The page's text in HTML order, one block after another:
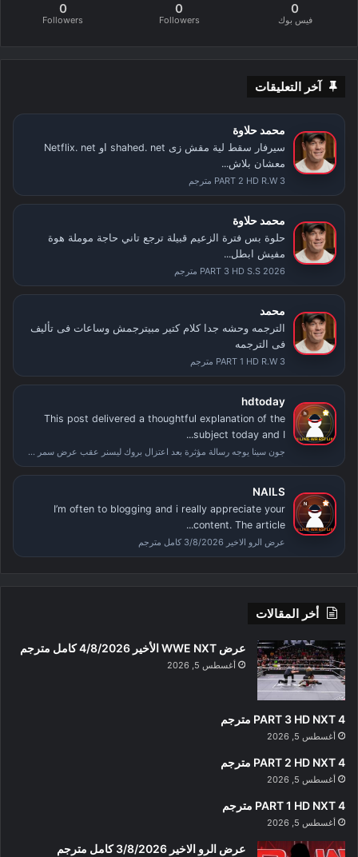
0
فيس بوك
0
Followers
0
Followers
آخر التعليقات
محمد حلاوة
سيرفار سقط لية مقش زى shahed. net او Netflix. net
معشان بلاش...
PART 2 HD R.W 3 مترجم
محمد حلاوة
حلوة بس فترة الزعيم قبيلة ترجع تاني حاجة موملة هوة
مفيش ابطل...
PART 3 HD S.S 2026 مترجم
محمد
الترجمه وحشه جدا كلام كتير مبيترجمش وساعات فى تأليف
فى الترجمه
PART 1 HD R.W 3 مترجم
hdtoday
This post delivered a thoughtful explanation of the
subject today and I...
جون سينا يوجه رسالة مؤثرة بعد اعتزال بروك ليسنر عقب عرض سمر سلام
NAILS
I’m often to blogging and i really appreciate your
content. The article...
عرض الرو الاخير 3/8/2026 كامل مترجم
أخر المقالات
عرض WWE NXT الأخير 4/8/2026 كامل مترجم
أغسطس 5, 2026
PART 3 HD NXT 4 مترجم
أغسطس 5, 2026
PART 2 HD NXT 4 مترجم
أغسطس 5, 2026
PART 1 HD NXT 4 مترجم
أغسطس 5, 2026
عرض الرو الاخير 3/8/2026 كامل مترجم